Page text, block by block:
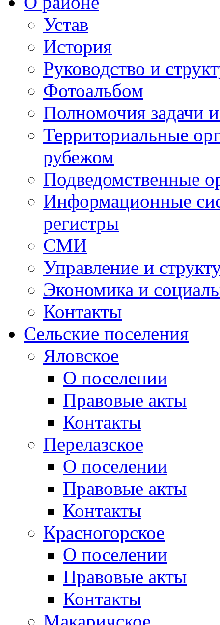
Устав
История
Руководство и
Фотоальбом
Полномочия задачи
Территориальные
рубежом
Подведомственные
Информационные
регистры
СМИ
Управление и
Экономика и
Контакты
Сельские поселения
Яловское
О поселении
Правовые акты
Контакты
Перелазское
О поселении
Правовые акты
Контакты
Красногорское
О поселении
Правовые акты
Контакты
Макаричское